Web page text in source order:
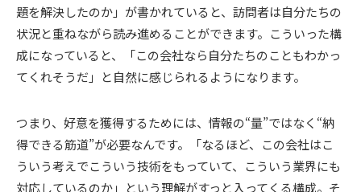
題を解決したのか」が書かれていると、訪問者は自分たちの
状況と重ねながら読み進めることができます。こういった構
成になっていると、「この会社なら自分たちのこともわかっ
てくれそうだ」と自然に感じられるようになります。
つまり、好意を獲得するためには、情報の“量”ではなく“納
得できる筋道”が必要なんです。「なるほど、この会社はこ
ういう考えでこういう技術をもっていて、こういう業界にも
対応しているのか」という理解がすっと入ってくる構成。そ